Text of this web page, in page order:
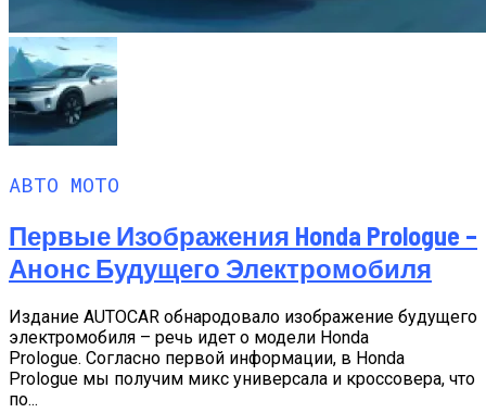
АВТО МОТО
Первые Изображения Honda Prologue –
Анонс Будущего Электромобиля
Издание AUTOCAR обнародовало изображение будущего
электромобиля – речь идет о модели Honda
Prologue. Согласно первой информации, в Honda
Prologue мы получим микс универсала и кроссовера, что
по...